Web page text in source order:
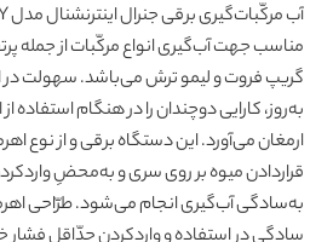
مناسب جهت آب‌گیری انواع مرکّبات از جمله
گریپ فروت و لیمو ترش می‌باشد. سهولت در
به‌روز، کارایی دوچندان را در هنگام
ارمغان می‌آورد. این دستگاه برقی و از نوع
قراردادن میوه بر روی سری‌ و به‌محضِ
به‌سادگی آب‌گیری انجام می‌شود. طرّاحی